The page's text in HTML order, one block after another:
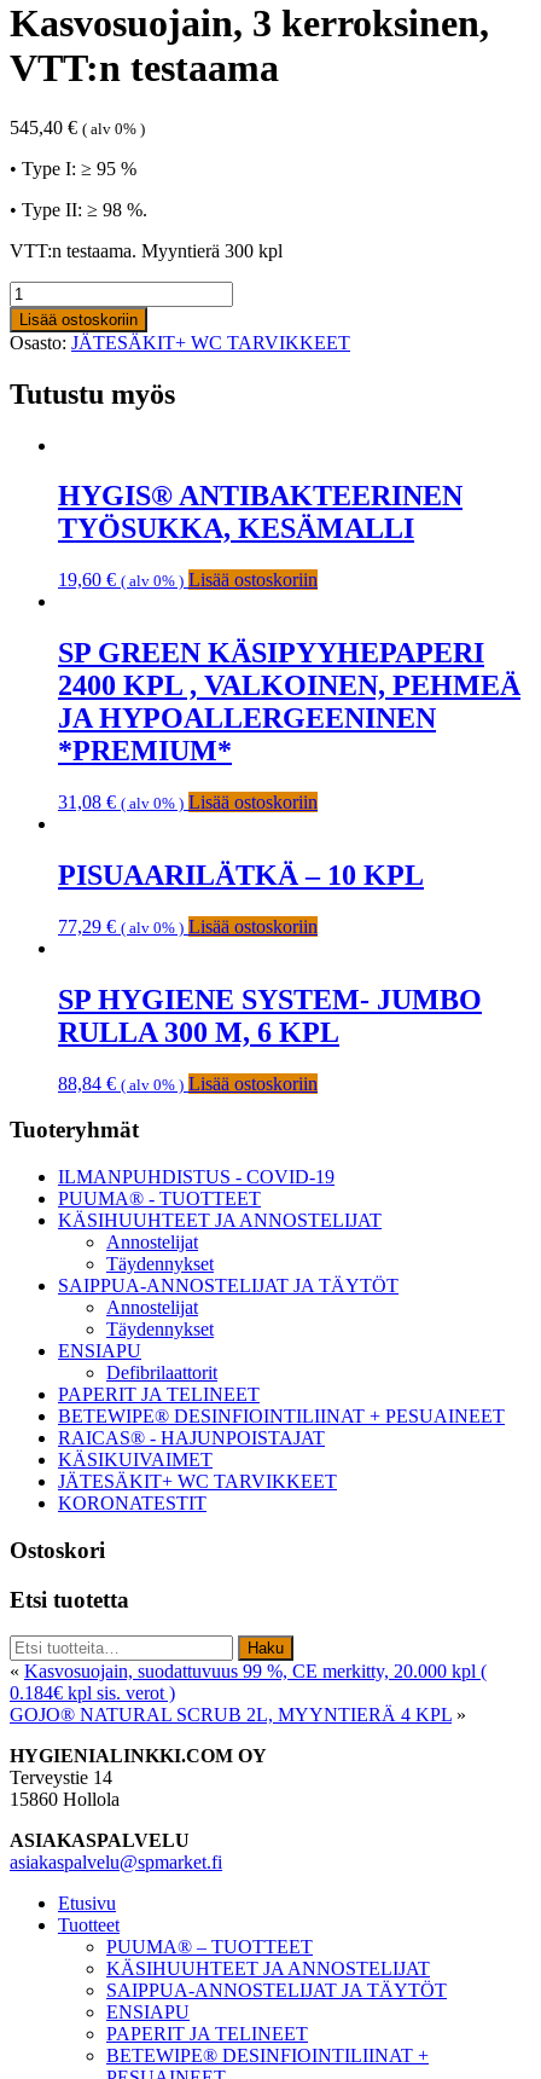
Kasvosuojain, 3 kerroksinen,
VTT:n testaama
545,40 € ( alv 0% )
• Type I: ≥ 95 %
• Type II: ≥ 98 %.
VTT:n testaama. Myyntierä 300 kpl
Kasvosuojain,
3
kerroksinen,
VTT:n
määrä
Lisää ostoskoriin
Osasto: JÄTESÄKIT+ WC TARVIKKEET
Tutustu myös
HYGIS® ANTIBAKTEERINEN
TYÖSUKKA, KESÄMALLI
19,60 € ( alv 0% ) Lisää ostoskoriin
SP GREEN KÄSIPYYHEPAPERI
2400 KPL , VALKOINEN, PEHMEÄ
JA HYPOALLERGEENINEN
*PREMIUM*
31,08 € ( alv 0% ) Lisää ostoskoriin
PISUAARILÄTKÄ – 10 KPL
77,29 € ( alv 0% ) Lisää ostoskoriin
SP HYGIENE SYSTEM- JUMBO
RULLA 300 M, 6 KPL
88,84 € ( alv 0% ) Lisää ostoskoriin
Ensisijainen
sivupalkki
Tuoteryhmät
ILMANPUHDISTUS - COVID-19
PUUMA® - TUOTTEET
KÄSIHUUHTEET JA ANNOSTELIJAT
Annostelijat
Täydennykset
SAIPPUA-ANNOSTELIJAT JA TÄYTÖT
Annostelijat
Täydennykset
ENSIAPU
Defibrilaattorit
PAPERIT JA TELINEET
BETEWIPE® DESINFIOINTILIINAT + PESUAINEET
RAICAS® - HAJUNPOISTAJAT
KÄSIKUIVAIMET
JÄTESÄKIT+ WC TARVIKKEET
KORONATESTIT
Ostoskori
Etsi tuotetta
Etsi: Haku
« Kasvosuojain, suodattuvuus 99 %, CE merkitty, 20.000 kpl (
0.184€ kpl sis. verot )
GOJO® NATURAL SCRUB 2L, MYYNTIERÄ 4 KPL »
Footer
HYGIENIALINKKI.COM OY
Terveystie 14
15860 Hollola
ASIAKASPALVELU
asiakaspalvelu@spmarket.fi
Etusivu
Tuotteet
PUUMA® – TUOTTEET
KÄSIHUUHTEET JA ANNOSTELIJAT
SAIPPUA-ANNOSTELIJAT JA TÄYTÖT
ENSIAPU
PAPERIT JA TELINEET
BETEWIPE® DESINFIOINTILIINAT +